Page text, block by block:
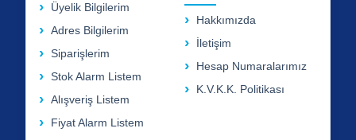
Üyelik Bilgilerim
Adres Bilgilerim
Siparişlerim
Stok Alarm Listem
Alışveriş Listem
Fiyat Alarm Listem
Hakkımızda
İletişim
Hesap Numaralarımız
K.V.K.K. Politikası